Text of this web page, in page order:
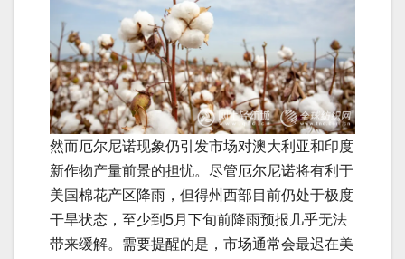
然而厄尔尼诺现象仍引发市场对澳大利亚和印度
新作物产量前景的担忧。尽管厄尔尼诺将有利于
美国棉花产区降雨，但得州西部目前仍处于极度
干旱状态，至少到5月下旬前降雨预报几乎无法
带来缓解。需要提醒的是，市场通常会最迟在美